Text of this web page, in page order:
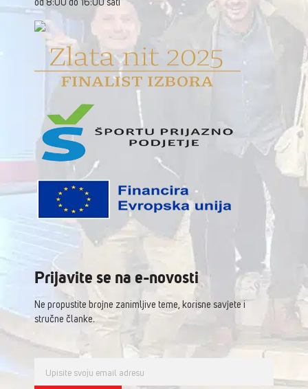
od 8:00 do 16:00 sati
Prijavite se na e-novosti
Ne propustite brojne zanimljive teme, korisne savjete i
stručne članke.